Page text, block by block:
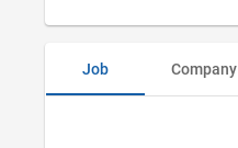
Job Company